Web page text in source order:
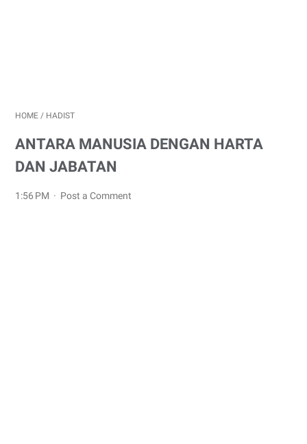
HOME / HADIST
ANTARA MANUSIA DENGAN HARTA
DAN JABATAN
1:56 PM Post a Comment